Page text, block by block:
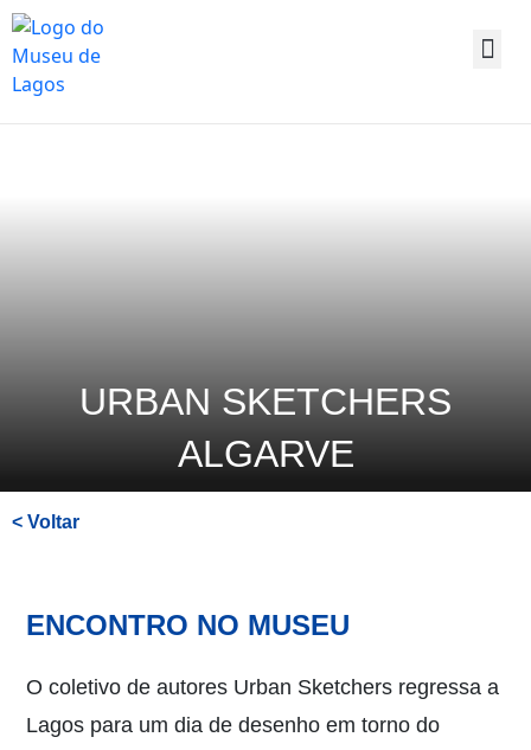
Saltar
para
conteúdo
URBAN SKETCHERS
ALGARVE
< Voltar
ENCONTRO NO MUSEU
O coletivo de autores Urban Sketchers regressa a
Lagos para um dia de desenho em torno do